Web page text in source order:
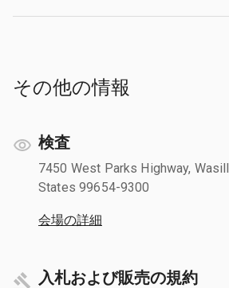
その他の情報
検査
7450 West Parks Highway,
States 99654-9300
会場の詳細
入札および販売の規約